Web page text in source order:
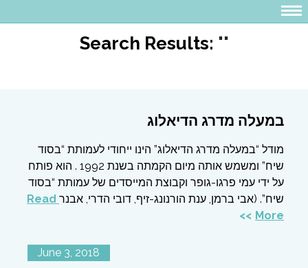
Search Results: ""
במעלה מדרג הדיאלוג
מודל “במעלה מדרג הדיאלוג” הינו ייחודי לעמותת “בסוד
שיח” ומשמש אותה מיום הקמתה בשנת 1992 . הוא פותח
על ידי עמי פרגו-גופר וקבוצת המייסדים של עמותת “בסוד
שיח”. (אבי ברמן, ענת הורנונג-זיף, דובי הדרי, אבנר Read
More
June 3, 2018